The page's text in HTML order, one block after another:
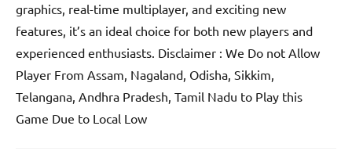
graphics, real-time multiplayer, and exciting new
features, it’s an ideal choice for both new players and
experienced enthusiasts. Disclaimer : We Do not Allow
Player From Assam, Nagaland, Odisha, Sikkim,
Telangana, Andhra Pradesh, Tamil Nadu to Play this
Game Due to Local Low